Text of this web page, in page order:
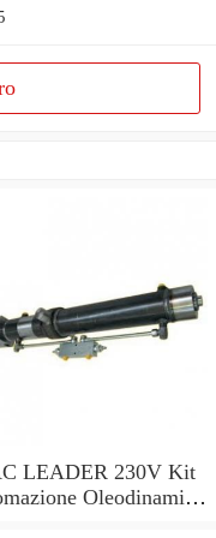
LEADER 230V Kit
Oleodinamica